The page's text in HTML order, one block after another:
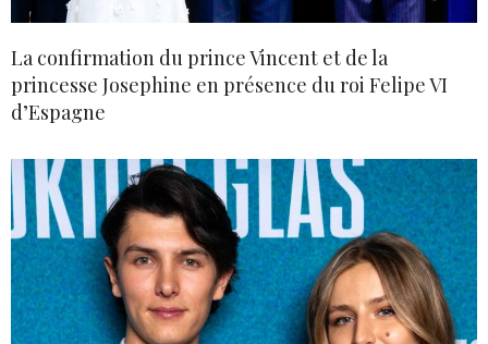
La confirmation du prince Vincent et de la
princesse Josephine en présence du roi Felipe VI
d’Espagne